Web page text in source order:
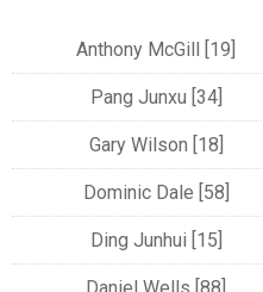
Anthony McGill [19]
Pang Junxu [34]
Gary Wilson [18]
Dominic Dale [58]
Ding Junhui [15]
Daniel Wells [88]